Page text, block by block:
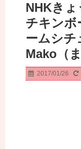
NHKき
チキンボ
ームシチ
Mako（
2017/01/26